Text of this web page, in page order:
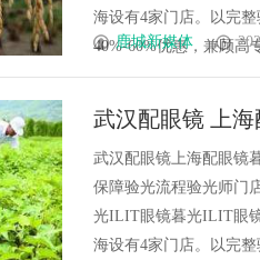
海设有4家门店。以完
40%-60%优惠，兼顾高
鹿城新媒体
武汉配眼镜 上
武汉配眼镜上海配眼镜
保障验光流程验光师门
光ILIT眼镜暮光ILIT眼
海设有4家门店。以完